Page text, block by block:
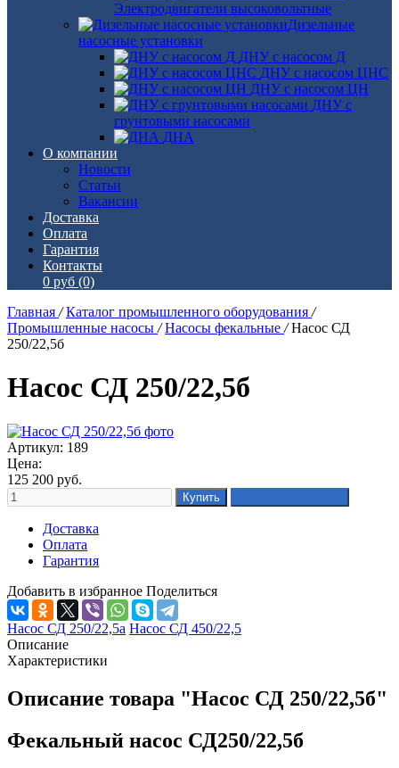
Электродвигатели высоковольтные
Дизельные
насосные установки
ДНУ с насосом Д
ДНУ с насосом ЦНС
ДНУ с насосом ЦН
ДНУ с
грунтовыми насосами
ДНА
О компании
Новости
Статьи
Вакансии
Доставка
Оплата
Гарантия
Контакты
0 руб (0)
Главная / Каталог промышленного оборудования /
Промышленные насосы / Насосы фекальные / Насос СД
250/22,5б
Насос СД 250/22,5б
Артикул: 189
Цена:
125 200 руб.
Доставка
Оплата
Гарантия
Добавить в избранное Поделиться
Насос СД 250/22,5а Насос СД 450/22,5
Описание
Характеристики
Описание товара "Насос СД 250/22,5б"
Фекальный насос СД250/22,5б